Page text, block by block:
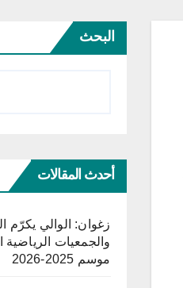
البحث
أحدث المقالات
زغوان: الوالي يكرّم
والجمعيات الرياضية
موسم 2025-2026